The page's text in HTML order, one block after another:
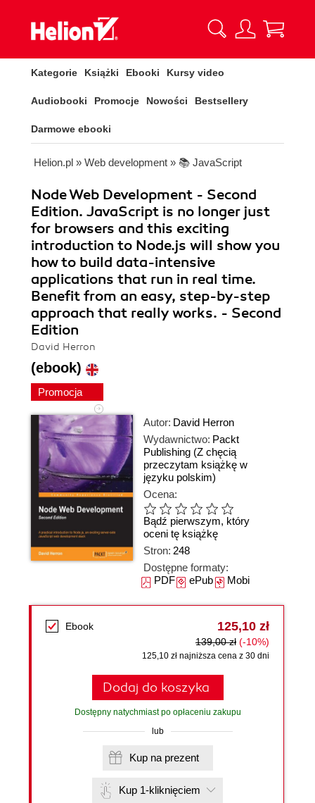
Kategorie Książki Ebooki Kursy video
Audiobooki Promocje Nowości Bestsellery
Darmowe ebooki
Helion.pl » Web development » 📚 JavaScript
Node Web Development - Second
Edition. JavaScript is no longer just
for browsers and this exciting
introduction to Node.js will show you
how to build data-intensive
applications that run in real time.
Benefit from an easy, step-by-step
approach that really works. - Second
Edition
David Herron
(ebook)
Promocja
Autor: David Herron
Wydawnictwo: Packt
Publishing (Z chęcią
przeczytam książkę w
języku polskim)
Ocena:
Bądź pierwszym, który
oceni tę książkę
Stron: 248
Dostępne formaty:
PDFePubMobi
Ebook 125,10 zł
139,00 zł (-10%)
125,10 zł najniższa cena z 30 dni
Dodaj do koszyka
Dostępny natychmiast po opłaceniu zakupu
lub
Kup na prezent
Kup 1-kliknięciem